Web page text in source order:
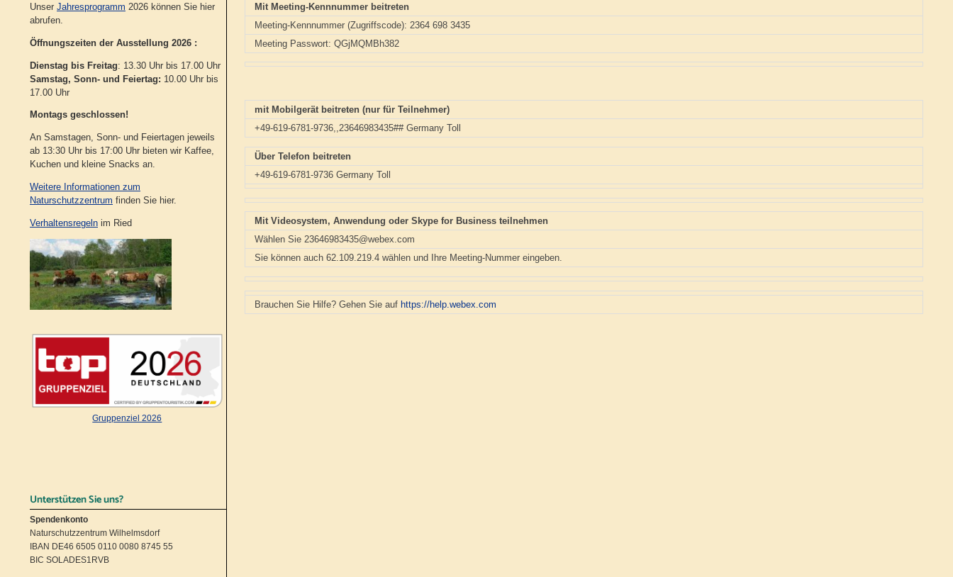
Mit Meeting-Kennnummer beitreten
Meeting-Kennnummer (Zugriffscode): 2364 698 3435
Meeting Passwort: QGjMQMBh382
mit Mobilgerät beitreten (nur für Teilnehmer)
+49-619-6781-9736,,23646983435## Germany Toll
Über Telefon beitreten
+49-619-6781-9736 Germany Toll
Mit Videosystem, Anwendung oder Skype for Business teilnehmen
Wählen Sie 23646983435@webex.com
Sie können auch 62.109.219.4 wählen und Ihre Meeting-Nummer eingeben.
Brauchen Sie Hilfe? Gehen Sie auf https://help.webex.com
Unser Jahresprogramm 2026 können Sie hier
abrufen.
Öffnungszeiten der Ausstellung 2026 :
Dienstag bis Freitag: 13.30 Uhr bis 17.00 Uhr
Samstag, Sonn- und Feiertag: 10.00 Uhr bis
17.00 Uhr
Montags geschlossen!
An Samstagen, Sonn- und Feiertagen jeweils
ab 13:30 Uhr bis 17:00 Uhr bieten wir Kaffee,
Kuchen und kleine Snacks an.
Weitere Informationen zum
Naturschutzzentrum finden Sie hier.
Verhaltensregeln im Ried
Gruppenziel 2026
Unterstützen Sie uns?
Spendenkonto
Naturschutzzentrum Wilhelmsdorf
IBAN DE46 6505 0110 0080 8745 55
BIC SOLADES1RVB